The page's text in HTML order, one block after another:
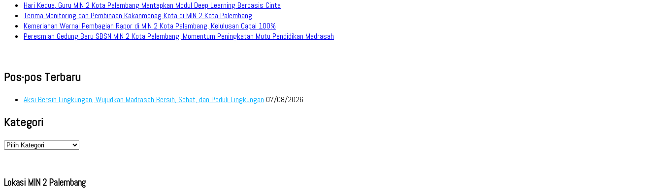
Hari Kedua, Guru MIN 2 Kota Palembang Mantapkan Modul Deep Learning Berbasis Cinta
Terima Monitoring dan Pembinaan Kakanmenag Kota di MIN 2 Kota Palembang
Kemeriahan Warnai Pembagian Rapor di MIN 2 Kota Palembang, Kelulusan Capai 100%
Peresmian Gedung Baru SBSN MIN 2 Kota Palembang, Momentum Peningkatan Mutu Pendidikan Madrasah
Pos-pos Terbaru
Aksi Bersih Lingkungan, Wujudkan Madrasah Bersih, Sehat, dan Peduli Lingkungan 07/08/2026
Kategori
Kategori
Lokasi MIN 2 Palembang